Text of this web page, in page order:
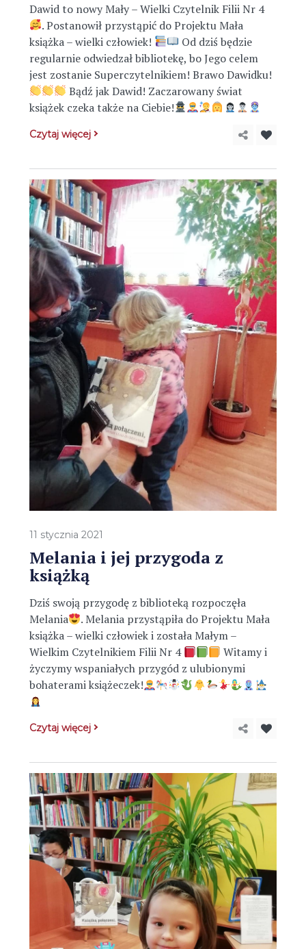
Dawid to nowy Mały – Wielki Czytelnik Filii Nr 4
. Postanowił przystąpić do Projektu Mała
książka – wielki człowiek!
Od dziś będzie
regularnie odwiedzał bibliotekę, bo Jego celem
jest zostanie Superczytelnikiem! Brawo Dawidku!
Bądź jak Dawid! Zaczarowany świat
książek czeka także na Ciebie!
Czytaj więcej
11 stycznia 2021
Melania i jej przygoda z
książką
Dziś swoją przygodę z biblioteką rozpoczęła
Melania
. Melania przystąpiła do Projektu Mała
książka – wielki człowiek i została Małym –
Wielkim Czytelnikiem Filii Nr 4
Witamy i
życzymy wspaniałych przygód z ulubionymi
bohaterami książeczek!
Czytaj więcej